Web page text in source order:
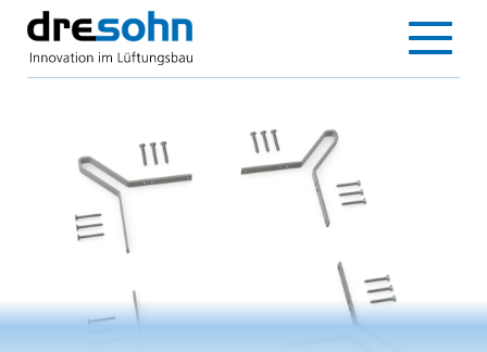
Inhalt